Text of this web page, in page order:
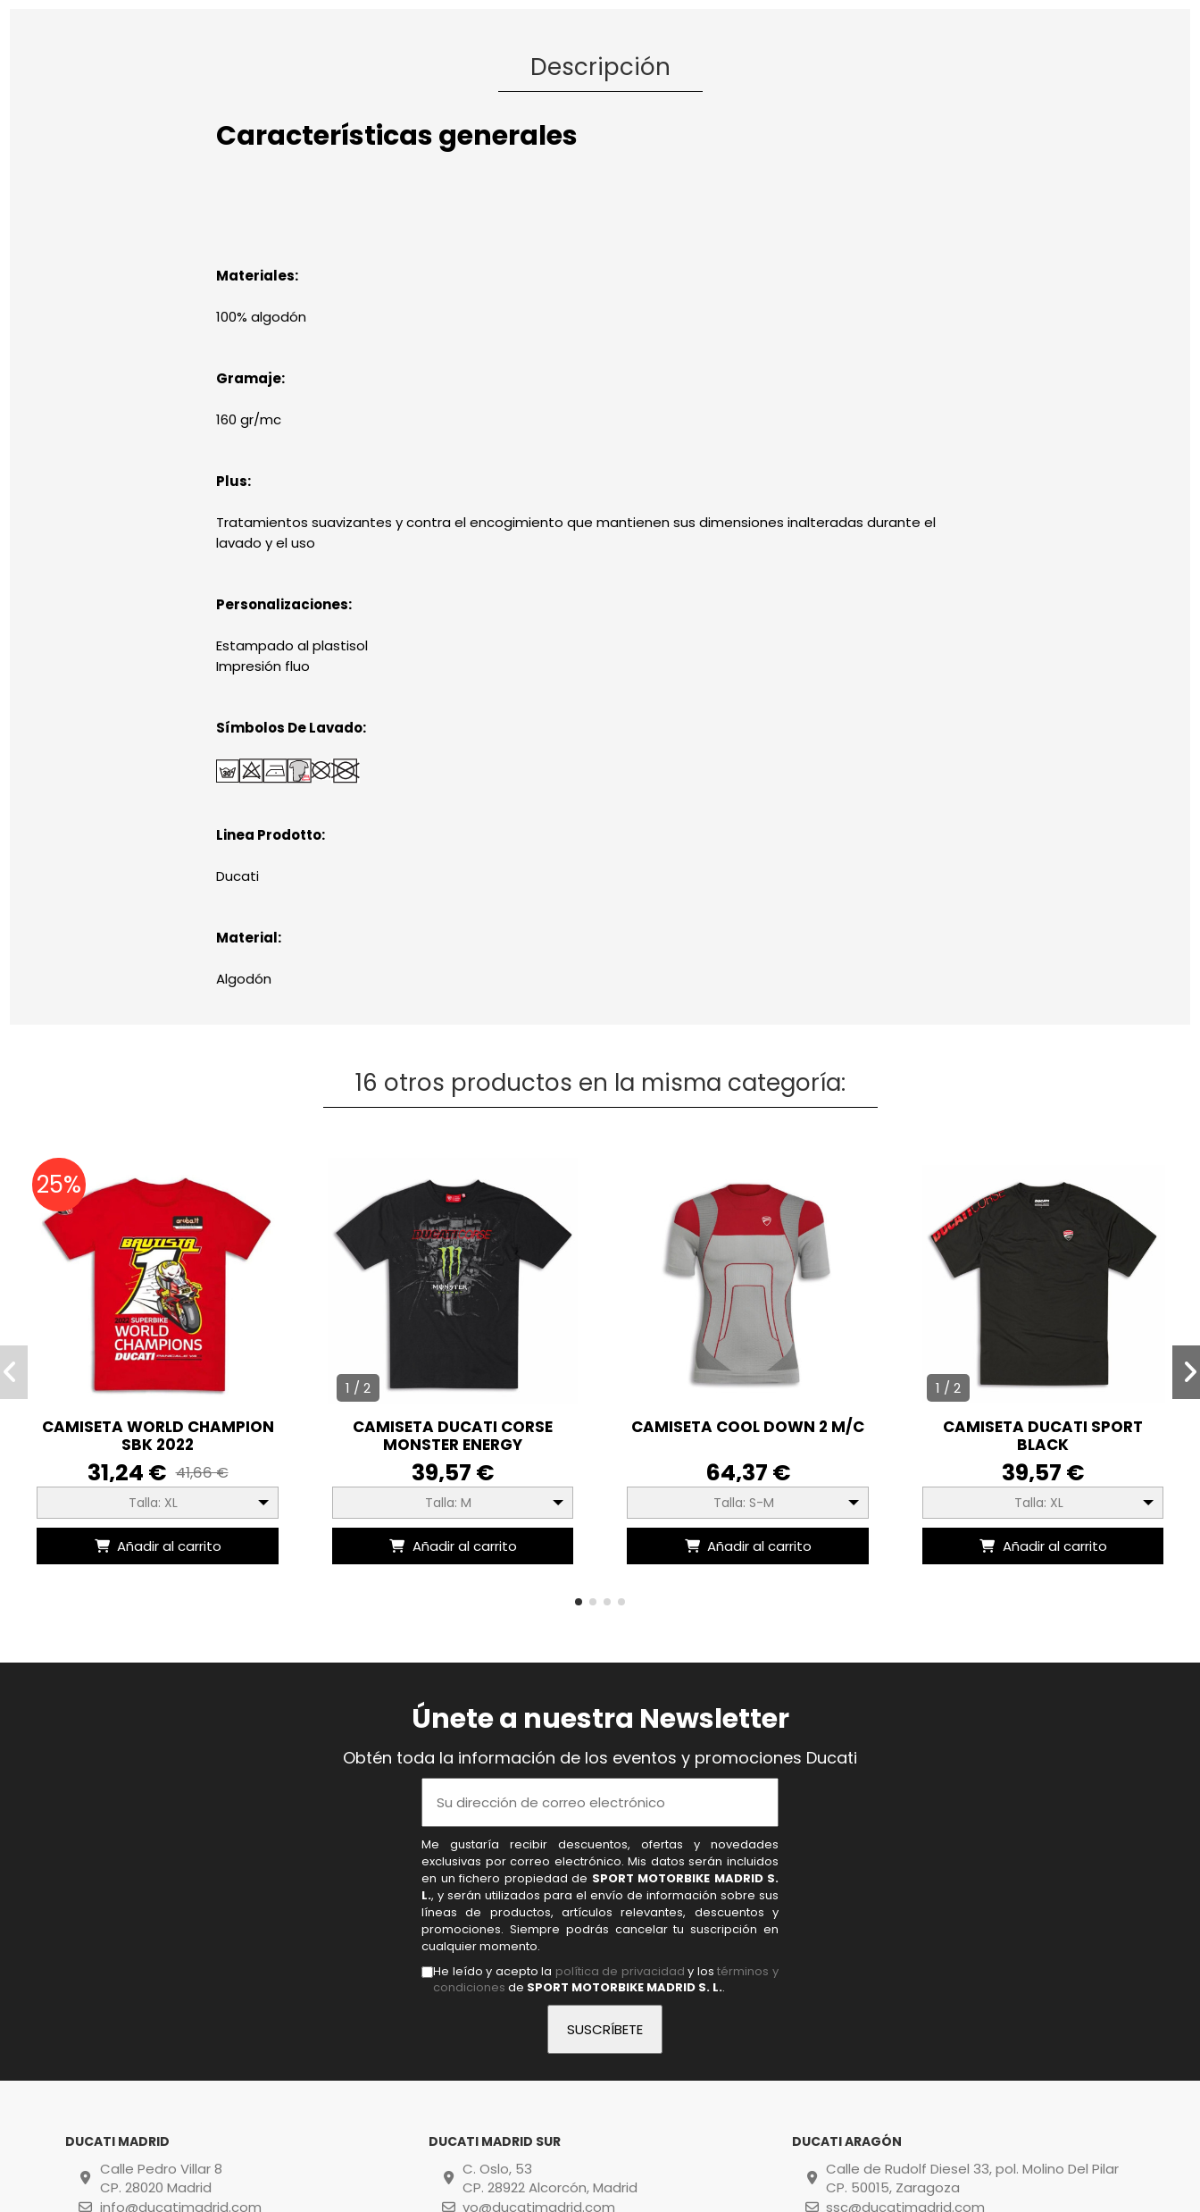
Descripción
Características generales
Materiales:
100% algodón
Gramaje:
160 gr/mc
Plus:
Tratamientos suavizantes y contra el encogimiento que mantienen sus dimensiones inalteradas durante el
lavado y el uso
Personalizaciones:
Estampado al plastisol
Impresión fluo
Símbolos De Lavado:
Linea Prodotto:
Ducati
Material:
Algodón
16 otros productos en la misma categoría:
CAMISETA WORLD CHAMPION
SBK 2022
41,66 €
31,24 €
Talla: XL
Añadir al carrito
25%
1 / 2
CAMISETA DUCATI CORSE
MONSTER ENERGY
39,57 €
Talla: M
Añadir al carrito
CAMISETA COOL DOWN 2 M/C
64,37 €
Talla: S-M
Añadir al carrito
1 / 2
CAMISETA DUCATI SPORT
BLACK
39,57 €
Talla: XL
Añadir al carrito
Únete a nuestra Newsletter
Obtén toda la información de los eventos y promociones Ducati
Me gustaría recibir descuentos, ofertas y novedades
exclusivas por correo electrónico. Mis datos serán incluidos
en un fichero propiedad de SPORT MOTORBIKE MADRID S.
L., y serán utilizados para el envío de información sobre sus
líneas de productos, artículos relevantes, descuentos y
promociones. Siempre podrás cancelar tu suscripción en
cualquier momento.
He leído y acepto la política de privacidad y lostérminos y
condiciones de SPORT MOTORBIKE MADRID S. L..
DUCATI MADRID
Calle Pedro Villar 8
CP. 28020 Madrid
info@ducatimadrid.com
DUCATI MADRID SUR
C. Oslo, 53
CP. 28922 Alcorcón, Madrid
vo@ducatimadrid.com
DUCATI ARAGÓN
Calle de Rudolf Diesel 33, pol. Molino Del Pilar
CP. 50015, Zaragoza
ssc@ducatimadrid.com